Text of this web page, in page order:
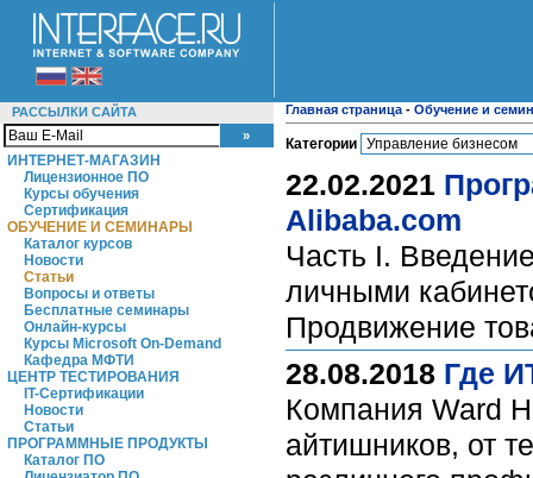
РАССЫЛКИ САЙТА
ИНТЕРНЕТ-МАГАЗИН
Лицензионное ПО
Курсы обучения
Сертификация
ОБУЧЕНИЕ И СЕМИНАРЫ
Каталог курсов
Новости
Статьи
Вопросы и ответы
Бесплатные семинары
Онлайн-курсы
Курсы Microsoft On-Demand
Кафедра МФТИ
ЦЕНТР ТЕСТИРОВАНИЯ
IT-Сертификации
Новости
Статьи
ПРОГРАММНЫЕ ПРОДУКТЫ
Каталог ПО
Главная страница - Обучение и
Категории
22.02.2021
Alibaba.com
Часть I.
личными
Продвижение
28.08.2018 Где
Компания Ward
айтишников, от